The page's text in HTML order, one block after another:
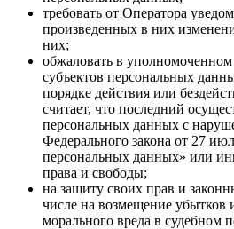
требовать от Оператора
произведенных в них
них;
обжаловать в
субъектов персональных
порядке действия или
считает, что последний
персональных данных с
Федерального закона от 27
персональных данных» или
права и свободы;
на защиту своих прав и
числе на возмещение
морального вреда в судебном